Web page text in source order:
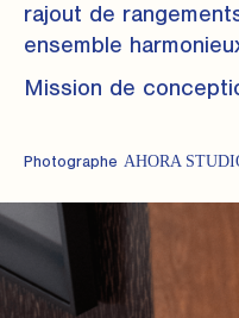
rajout de
ensemble
Mission de
Photographe AHORA